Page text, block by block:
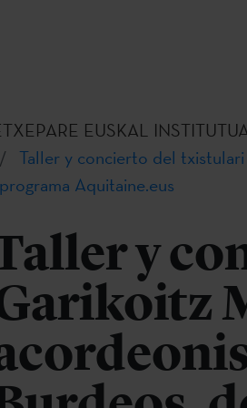
EUSKAL
Taller y concierto del
programa Aquitaine.eus
y